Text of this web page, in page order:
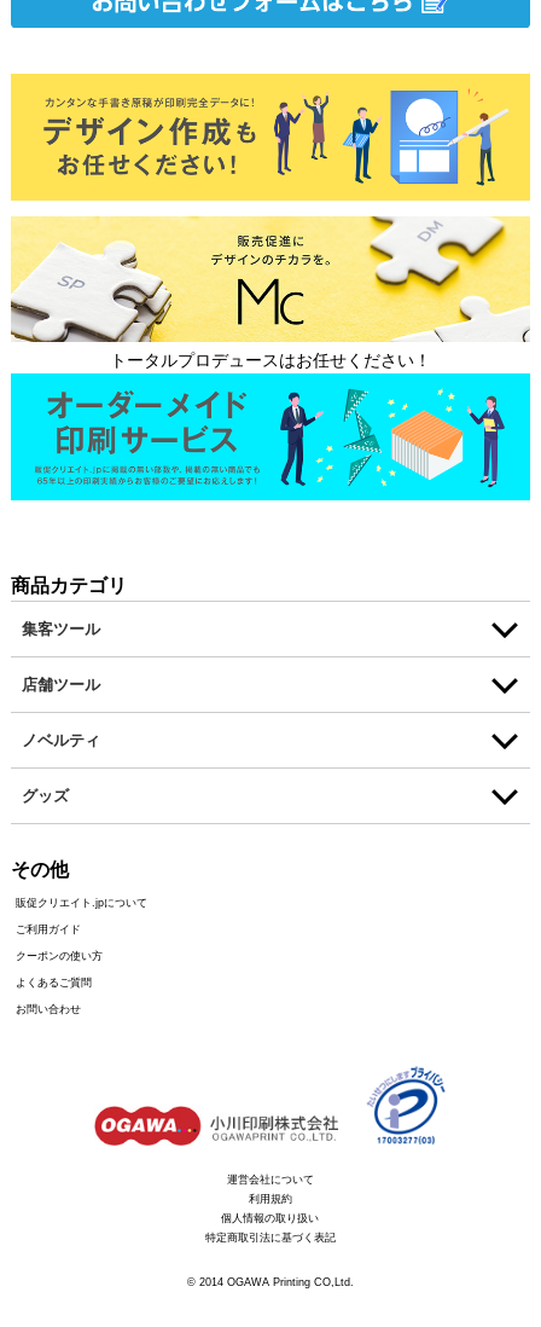
トータルプロデュースはお任せください！
商品カテゴリ
集客ツール
店舗ツール
ノベルティ
グッズ
その他
販促クリエイト.jpについて
ご利用ガイド
クーポンの使い方
よくあるご質問
お問い合わせ
運営会社について
利用規約
個人情報の取り扱い
特定商取引法に基づく表記
© 2014 OGAWA Printing CO,Ltd.